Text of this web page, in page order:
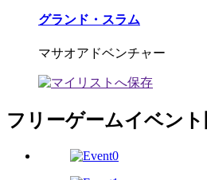
グランド・スラム
マサオアドベンチャー
フリーゲームイベント